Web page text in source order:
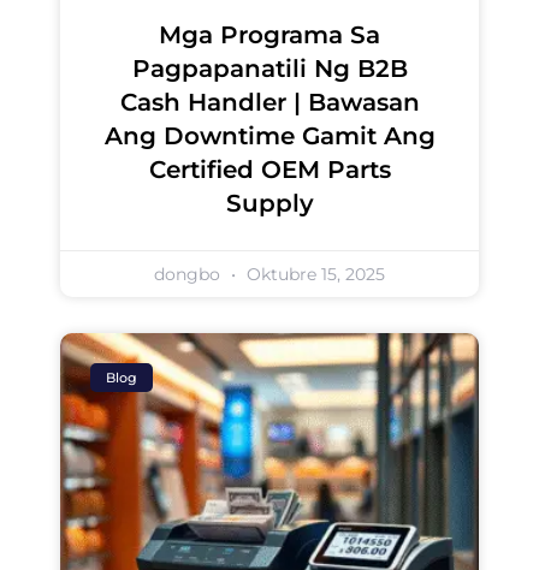
Mga Programa Sa
Pagpapanatili Ng B2B
Cash Handler | Bawasan
Ang Downtime Gamit Ang
Certified OEM Parts
Supply
dongbo Oktubre 15, 2025
Blog